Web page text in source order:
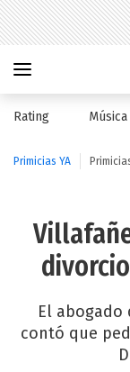
Rating Música
Primicias YA
El abogado
contó que